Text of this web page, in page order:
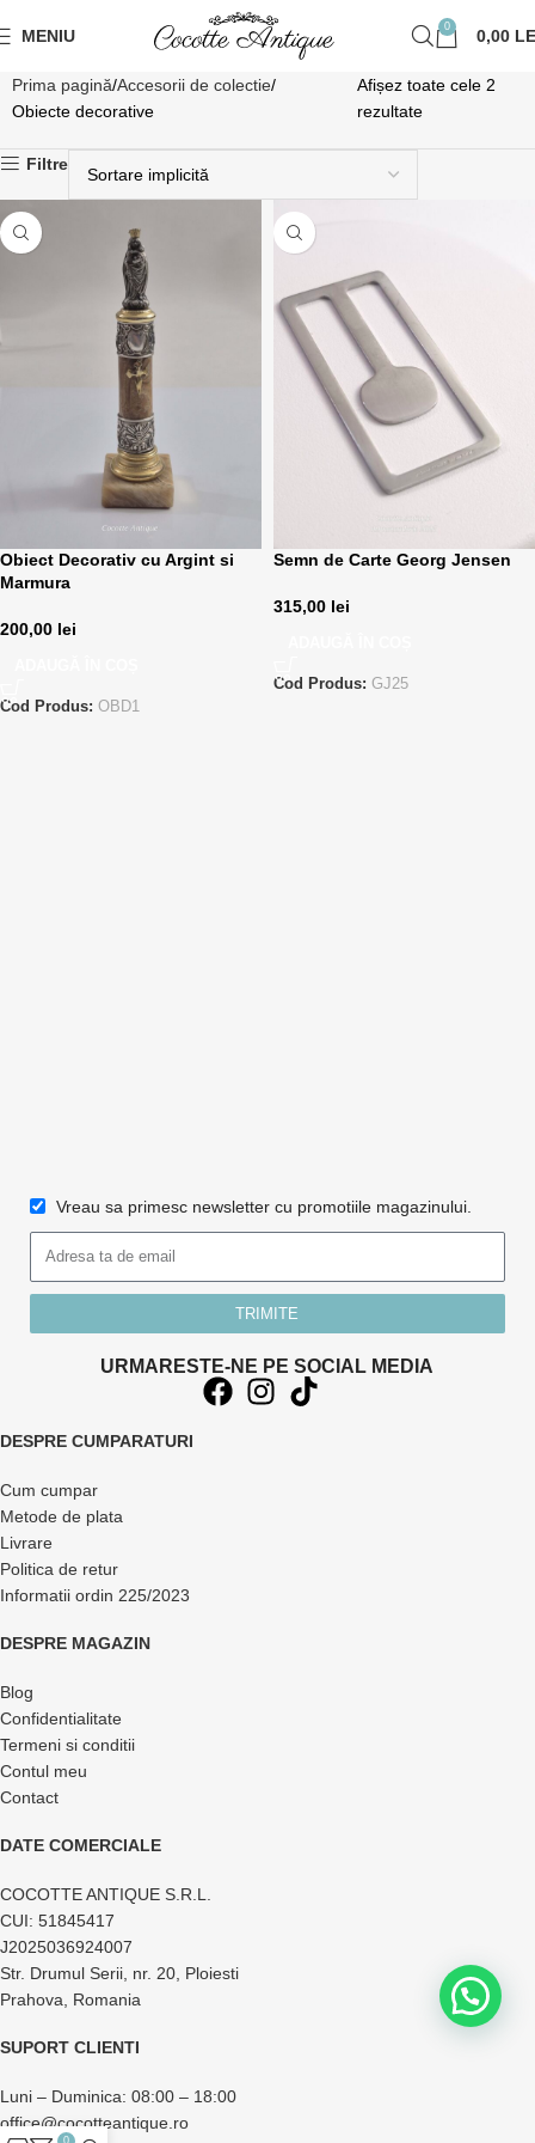
MENIU 0 0,00
Prima pagină Accesorii de colectie
Obiecte decorative
Afișez toate cele 2
rezultate
Filtre
Obiect Decorativ cu Argint si
Marmura
200,00 lei
Cod Produs: OBD1
Semn de Carte Georg Jensen
315,00 lei
Cod Produs: GJ25
Vreau sa primesc newsletter cu promotiile magazinului.
TRIMITE
URMARESTE-NE PE SOCIAL MEDIA
DESPRE CUMPARATURI
Cum cumpar
Metode de plata
Livrare
Politica de retur
Informatii ordin 225/2023
DESPRE MAGAZIN
Blog
Confidentialitate
Termeni si conditii
Contul meu
Contact
DATE COMERCIALE
COCOTTE ANTIQUE S.R.L.
CUI: 51845417
J2025036924007
Str. Drumul Serii, nr. 20, Ploiesti
Prahova, Romania
SUPORT CLIENTI
Luni – Duminica: 08:00 – 18:00
office@cocotteantique.ro
0